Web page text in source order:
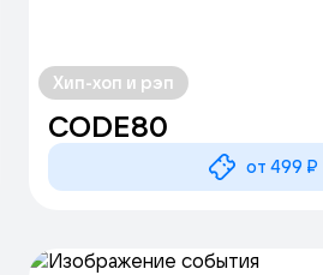
Хип-хоп и рэп
CODE80
от 499 ₽